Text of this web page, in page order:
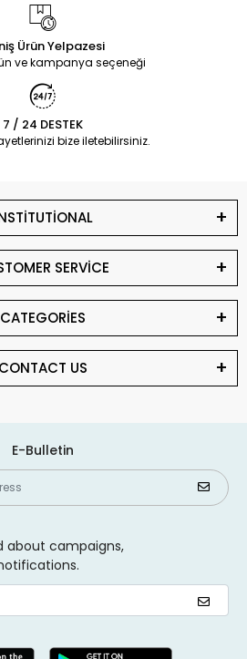
Ürün Yelpazesi
ve kampanya seçeneği
7 / 24 DESTEK
bize iletebilirsiniz.
SERVİCE
CATEGORİES
CONTACT US
E-Bulletin
about campaigns,